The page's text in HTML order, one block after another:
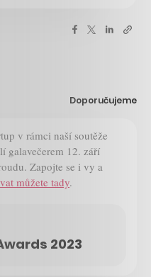
Doporučujeme
v rámci naší soutěže
galavečerem 12. září
Zapojte se i vy a
můžete tady.
2023